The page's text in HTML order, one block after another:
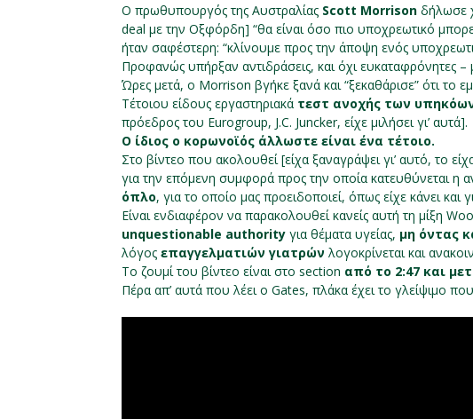
Ο πρωθυπουργός της Αυστραλίας Scott Morrison δήλωσε
deal με την Οξφόρδη] “θα είναι όσο πιο υποχρεωτικό
ήταν σαφέστερη: “κλίνουμε προς την άποψη ενός
Προφανώς υπήρξαν αντιδράσεις, και όχι ευκαταφρόνητες
Ώρες μετά, ο Morrison βγήκε ξανά και “ξεκαθάρισε” ότι το
Τέτοιου είδους εργαστηριακά τεστ ανοχής των
πρόεδρος του Eurogroup, J.C. Juncker, είχε μιλήσει γι’ αυτά].
Ο ίδιος ο κορωνοϊός άλλωστε είναι ένα τέτοιο.
Στο βίντεο που ακολουθεί [είχα ξαναγράψει γι’ αυτό, το
για την επόμενη συμφορά προς την οποία κατευθύνεται η
όπλο, για το οποίο μας προειδοποιεί, όπως είχε κάνει
Είναι ενδιαφέρον να παρακολουθεί κανείς αυτή τη μίξη
unquestionable authority για θέματα υγείας, μη όντας
λόγος επαγγελματιών γιατρών λογοκρίνεται και
Το ζουμί του βίντεο είναι στο section από το 2:47 και
Πέρα απ’ αυτά που λέει ο Gates, πλάκα έχει το γλείψιμο